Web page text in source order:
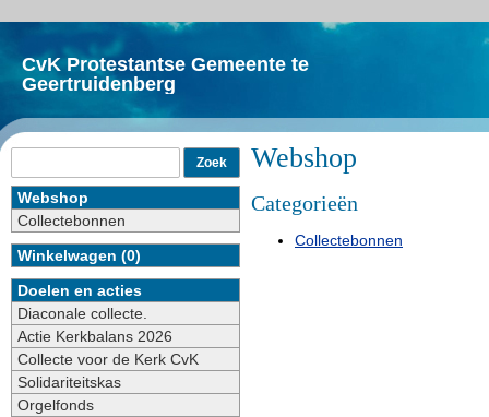
CvK Protestantse Gemeente te
Geertruidenberg
Webshop
Categorieën
Collectebonnen
Webshop
Collectebonnen
Winkelwagen (0)
Doelen en acties
Diaconale collecte.
Actie Kerkbalans 2026
Collecte voor de Kerk CvK
Solidariteitskas
Orgelfonds